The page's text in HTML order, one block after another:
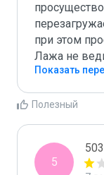
при этом
Лажа не
Показать
Полезный
5